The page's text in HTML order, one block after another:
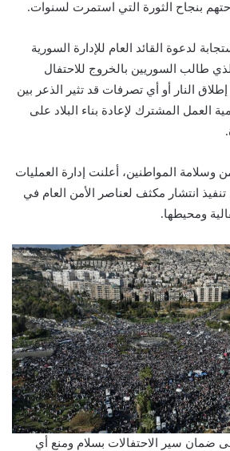
بنجاح الثورة التي استمرت لسنوات.
لدعوة القائد العام للإدارة السورية
طالب السوريين بالخروج للاحتفال
النار أو أي تصرفات قد تثير الذعر بين
العمل المشترك لإعادة بناء البلاد على
المواطنين، أعلنت إدارة العمليات
انتشار مكثف لعناصر الأمن العام في
ومحيطها.
ضمان سير الاحتفالات بسلام ومنع أي